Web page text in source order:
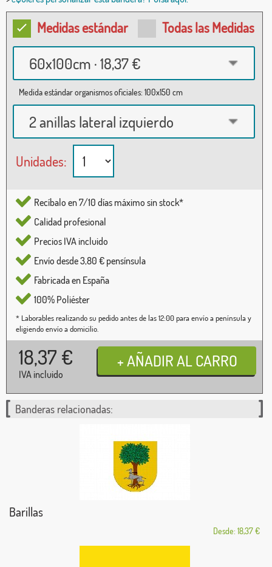
Medidas estándar Todas las Medidas
60x100cm · 18,37 €
Medida estándar organismos oficiales: 100x150 cm
2 anillas lateral izquierdo
Unidades:
Recíbalo en 7/10 días máximo sin stock*
Calidad profesional
Precios IVA incluido
Envío desde 3,80 € pensínsula
Fabricada en España
100% Poliéster
* Laborables realizando su pedido antes de las 12:00 para envío a península y
eligiendo envío a domicilio.
18,37 €
IVA incluido
Banderas relacionadas:
Barillas
Desde: 18,37 €